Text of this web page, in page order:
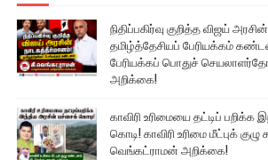
நிதிப்பகிர்வு குறித்த விஜய்
தமிழ்த்தேசியப் பேரியக்கம்
பேரியக்கப் பொதுச்
அறிக்கை!
காவிரி உரிமையை தட்டிப்
கொடி! காவிரி உரிமை மீட்புக்
வெங்கட்ராமன் அறிக்கை!